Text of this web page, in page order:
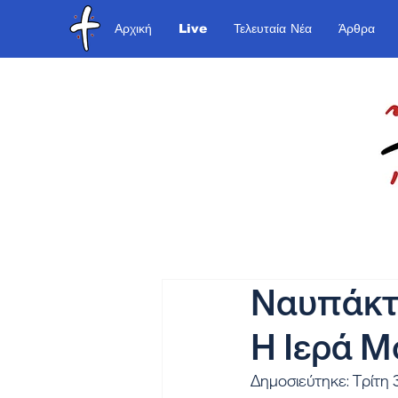
Αρχική Live Τελευταία Νέα Άρθρα
Η Ιερά
Δημοσιεύτηκε: Τρίτη